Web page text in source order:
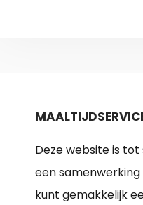
Deze website is
een
kunt gemakkelijk